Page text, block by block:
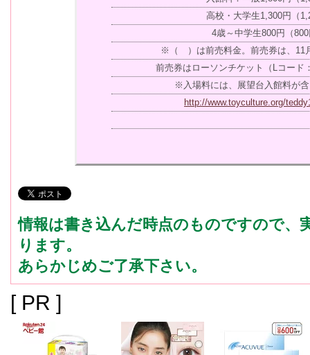
高校・大学生1,300円（
4歳～中学生800円（
※（ ）は前売料金。前売券は、11
前売券はローソンチケット（Lコード
※入場料には、展望台入館料が
http://www.toyculture.org/
情報は書き込んだ時点のものですので、
ります。
あらかじめご了承下さい。
[ PR ]